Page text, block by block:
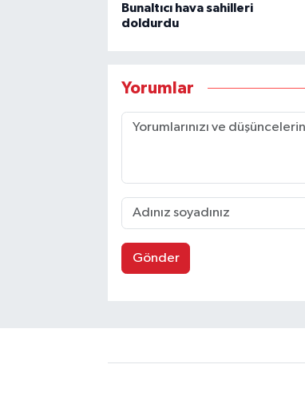
Bunaltıcı hava sahilleri
doldurdu
Yorumlar
Gönder